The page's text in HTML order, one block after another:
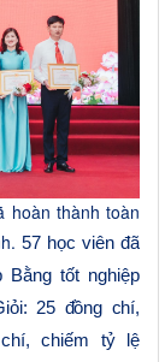
hoàn thành toàn
57học viên đã
Bằng tốt nghiệp
25 đồng chí,
chiếm tỷ lệ